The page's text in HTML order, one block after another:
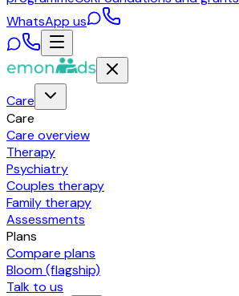
WhatsApp us
Care
Care
Care overview
Therapy
Psychiatry
Couples therapy
Family therapy
Assessments
Plans
Compare plans
Bloom (flagship)
Talk to us